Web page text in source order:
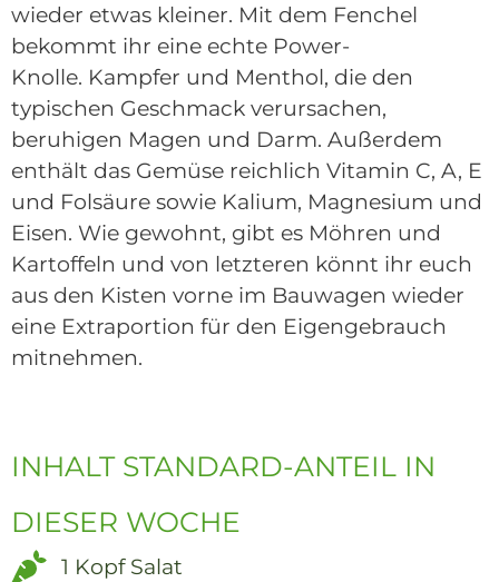
wieder etwas kleiner. Mit dem Fenchel
bekommt ihr eine echte Power-
Knolle. Kampfer und Menthol, die den
typischen Geschmack verursachen,
beruhigen Magen und Darm. Außerdem
enthält das Gemüse reichlich Vitamin C, A, E
und Folsäure sowie Kalium, Magnesium und
Eisen. Wie gewohnt, gibt es Möhren und
Kartoffeln und von letzteren könnt ihr euch
aus den Kisten vorne im Bauwagen wieder
eine Extraportion für den Eigengebrauch
mitnehmen.
INHALT STANDARD-ANTEIL IN
DIESER WOCHE
1 Kopf Salat